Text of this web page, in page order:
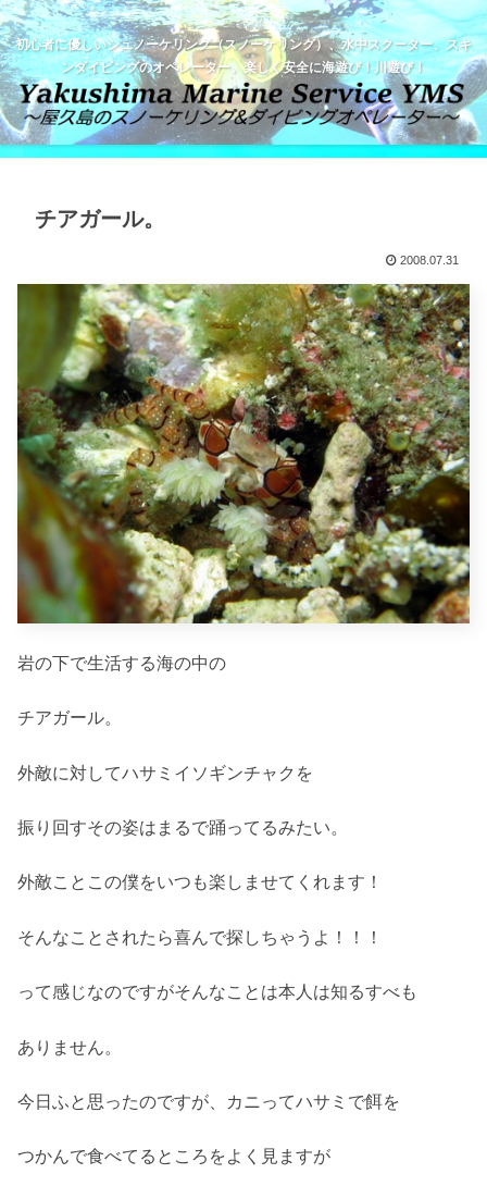
初心者に優しいシュノーケリング（スノーケリング）、水中スクーター、スキ
ンダイビングのオペレーター。楽しく安全に海遊び！川遊び！
チアガール。
2008.07.31
岩の下で生活する海の中の
チアガール。
外敵に対してハサミイソギンチャクを
振り回すその姿はまるで踊ってるみたい。
外敵ことこの僕をいつも楽しませてくれます！
そんなことされたら喜んで探しちゃうよ！！！
って感じなのですがそんなことは本人は知るすべも
ありません。
今日ふと思ったのですが、カニってハサミで餌を
つかんで食べてるところをよく見ますが